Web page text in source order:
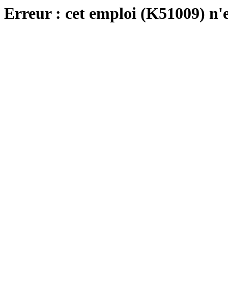
Erreur : cet emploi (K51009)